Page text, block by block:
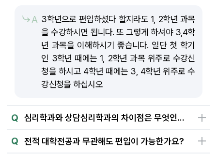
A 3학년으로 편입하셨다 할지라도 1, 2학년 과목
을 수강하시면 됩니다. 또 그렇게 하셔야 3,4학
년 과목을 이해하시기 좋습니다. 일단 첫 학기
인 3학년 때에는 1, 2학년 과목 위주로 수강신
청을 하시고 4학년 때에는 3, 4학년 위주로 수
강신청을 하십시오
Q 심리학과와 상담심리학과의 차이점은 무엇인가요?
Q 전적 대학전공과 무관해도 편입이 가능한가요?